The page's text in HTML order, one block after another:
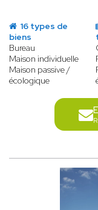
16 types de
biens
Bureau
Maison individuelle
Maison passive /
écologique